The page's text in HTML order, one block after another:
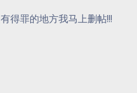
得罪的地方我马上删帖!!!